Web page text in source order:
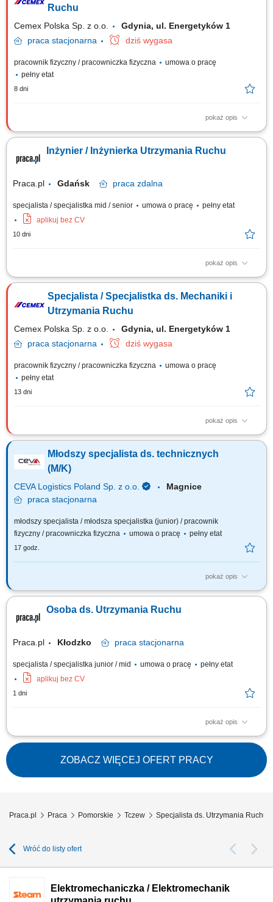
Prowadzenie dokumentacji technicznej oraz przygotowywanie zakresów
Ruchu
Cemex Polska Sp. z o.o.
Gdynia, ul. Energetyków 1
praca stacjonarna dziś wygasa
pracownik fizyczny / pracowniczka fizyczna
umowa o pracę
pełny etat
8 dni
pokaż opis
Twoje zadania na stanowisku: Usuwanie awarii, badanie przyczyn
ewidencja przeglądów oraz napraw urządzeń na terenie zakładu.
Przeglądy maszyn i urządzeń, przygotowywanie planów i zakresów prac
Inżynier / Inżynierka Utrzymania Ruchu
Praca.pl Gdańsk praca zdalna
specjalista / specjalistka mid / senior umowa o pracę
pełny etat
aplikuj bez CV
10 dni
pokaż opis
Zakres obowiązków: zapewnienie ciągłości i niezawodności pracy
eliminacja, monitorowanie stanu technicznego maszyn i urządzeń,
wykonywanie napraw bieżących oraz konserwacji maszyn montażowych i
Specjalista / Specjalistka ds. Mechaniki i
Utrzymania Ruchu
Cemex Polska Sp. z o.o.
Gdynia, ul. Energetyków 1
praca stacjonarna dziś wygasa
pracownik fizyczny / pracowniczka fizyczna
umowa o pracę
pełny etat
13 dni
pokaż opis
Opis stanowiska Nadzór nad sprawnością techniczną maszyn i urządzeń
konserwacji oraz prac remontowych. Analiza przyczyn usterek i
wdrażanie działań zapobiegających ich ponownemu występowaniu.
Młodszy specjalista ds. technicznych
(M/K)
CEVA Logistics Poland Sp. z o.o.
Magnice
praca stacjonarna
młodszy specjalista / młodsza specjalistka (junior) / pracownik
fizyczny / pracowniczka fizyczna
umowa o pracę pełny etat
17 godz.
pokaż opis
Zakres obowiązków: Zapewnienie ciągłości i bezpiecznej pracy
związanych z usuwaniem awarii, analizą ich przyczyn oraz wdrażaniem
rozwiązań usprawniających pracę urządzeń i instalacji. Współpraca z
Osoba ds. Utrzymania Ruchu
Praca.pl Kłodzko praca stacjonarna
specjalista / specjalistka junior / mid umowa o pracę
pełny etat
aplikuj bez CV
1 dni
pokaż opis
Opis stanowiska: Prowadzenie bieżących serwisów, inspekcji oraz
działań prewencyjnych na liniach technologicznych. Szybka identyfikacja
usterek i lokalizowanie źródła problemów technicznych z zakresu
elektryki, pneumatyki czy automatyki. Podejmowanie kroków
zapobiegawczych eliminujących...
ZOBACZ WIĘCEJ OFERT PRACY
Praca.pl Praca Pomorskie Tczew Specjalista ds. Utrzymania Ruchu
Wróć do listy ofert
Elektromechaniczka / Elektromechanik